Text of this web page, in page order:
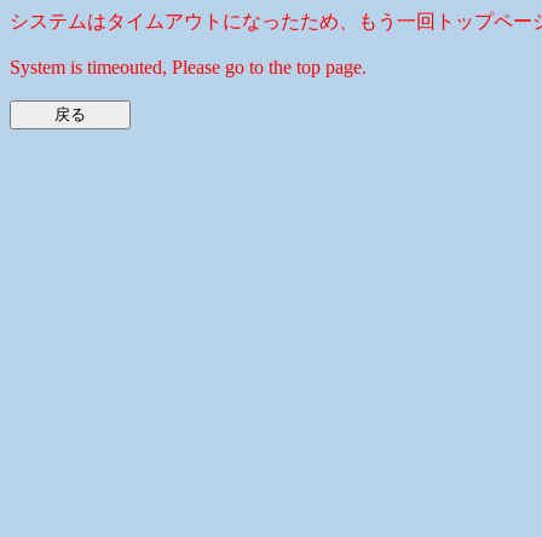
システムはタイムアウトになったため、もう一回トップペー
System is timeouted, Please go to the top page.